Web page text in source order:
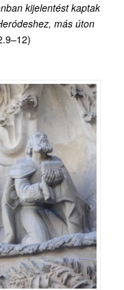
kijelentést kaptak
más úton